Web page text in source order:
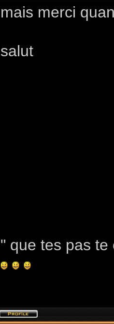
mais merci
salut
" que tes pas